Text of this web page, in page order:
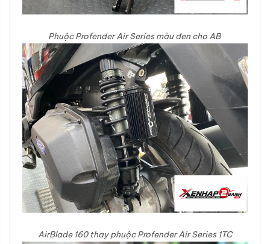
Phuộc Profender Air Series màu đen cho AB
AirBlade 160 thay phuộc Profender Air Series 1TC